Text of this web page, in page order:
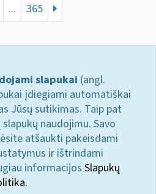
... 365
slapukai (angl.
įdiegiami automatiškai
Jūsų sutikimas. Taip pat
naudojimu. Savo
atšaukti pakeisdami
ir ištrindami
informacijos Slapukų